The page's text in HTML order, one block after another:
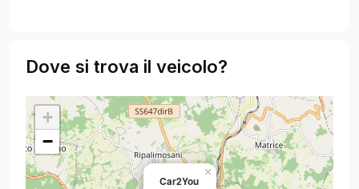
Dove si trova il veicolo?
Car2You
×
+
−